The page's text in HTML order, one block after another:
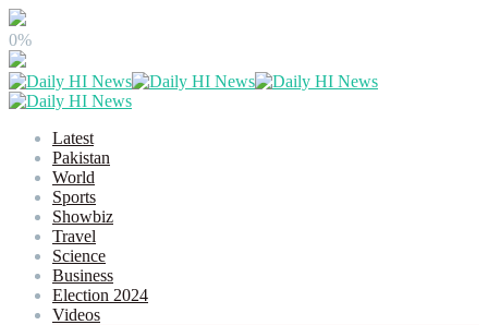
0%
Latest
Pakistan
World
Sports
Showbiz
Travel
Science
Business
Election 2024
Videos